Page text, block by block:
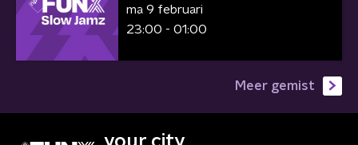
ma 9 februari
23:00 - 01:00
Meer gemist